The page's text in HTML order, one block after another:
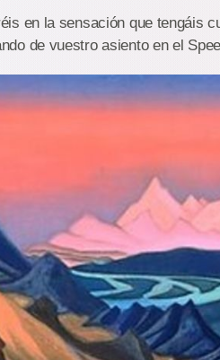
en la sensación que tengáis
de vuestro asiento en el